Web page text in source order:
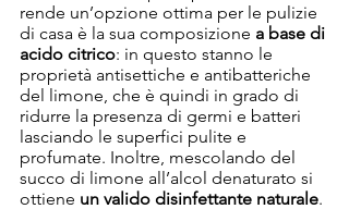
rende un’opzione ottima per le pulizie
di casa è la sua composizione a base di
acido citrico: in questo stanno le
proprietà antisettiche e antibatteriche
del limone, che è quindi in grado di
ridurre la presenza di germi e batteri
lasciando le superfici pulite e
profumate. Inoltre, mescolando del
succo di limone all’alcol denaturato si
ottiene un valido disinfettante naturale.